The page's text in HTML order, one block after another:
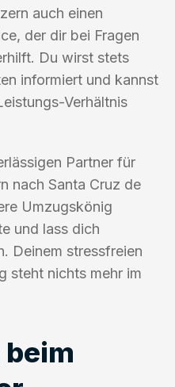
auch einen
der dir bei Fragen
Du wirst stets
informiert und kannst
Verhältnis
Partner für
nach Santa Cruz de
Umzugskönig
und lass dich
Deinem stressfreien
steht nichts mehr im
beim